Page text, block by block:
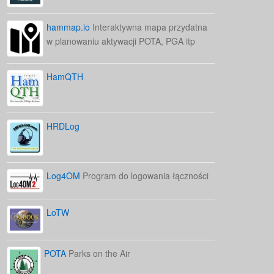
hammap.io Interaktywna mapa przydatna
w planowaniu aktywacji POTA, PGA itp
HamQTH
HRDLog
Log4OM Program do logowania łączności
LoTW
POTA Parks on the Air